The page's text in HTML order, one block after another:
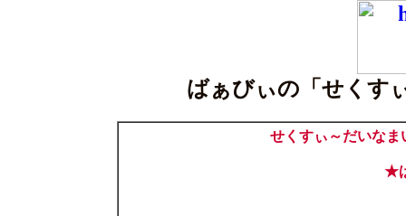
ばぁびぃの「せくす
せくすぃ～だいなま
★